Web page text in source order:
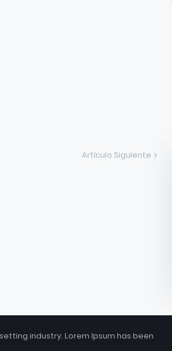
Artículo Siguiente
industry. Lorem Ipsum has been